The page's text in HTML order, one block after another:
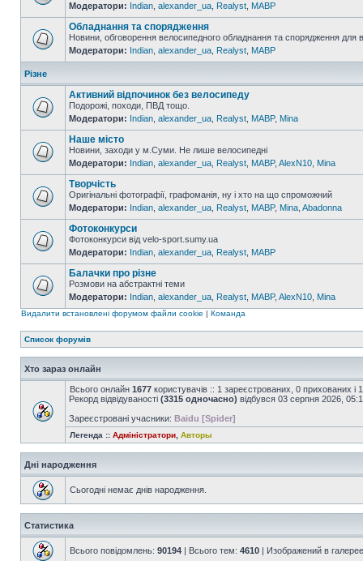
Модератори: Indian alexander_ua Realyst MABP
Обладнання та спорядження
Новини, обговорення велосипедного обладнання та спорядження для
Модератори: Indian alexander_ua Realyst MABP
Різне
Активний відпочинок без велосипеду
Подорожі, походи, ПВД тощо.
Модератори: Indian alexander_ua Realyst MABP, Mina
Наше місто
Новини, заходи у м.Суми. Не лише велосипедні
Модератори: Indian alexander_ua Realyst MABP, AlexN10 Mina
Творчість
Оригінальні фотографії, графоманія, ну і хто на що спроможний
Модератори: Indian alexander_ua Realyst MABP, Mina Abadonna
Фотоконкурси
Фотоконкурси від velo-sport.sumy.ua
Модератори: Indian alexander_ua Realyst MABP
Балачки про різне
Розмови на абстрактні теми
Модератори: Indian alexander_ua Realyst MABP, AlexN10 Mina
Видалити встановлені форумом файли cookie | Команда
Список форумів
Хто зараз онлайн
Всього онлайн 1677 користувачів :: 1 зареєстрованих, 0 прихованих і
Рекорд відвідуваності (3315 одночасно) відбувся 03 серпня 2026,
Зареєстровані учасники: Baidu [Spider]
Легенда :: Адміністратори Авторы
Дні народження
Сьогодні немає днів народження.
Статистика
Всього повідомлень: 90194 | Всього тем: 4610 | Изображений в